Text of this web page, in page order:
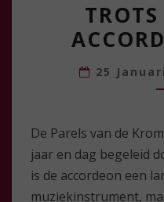
25
De Parels van de
jaar en dag begeleid
is de accordeon een
muziekinstrument,